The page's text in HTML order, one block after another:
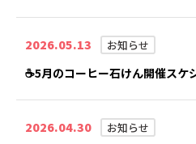
2026.05.13 お知らせ
☕5月のコーヒー石けん開催スケ
2026.04.30 お知らせ